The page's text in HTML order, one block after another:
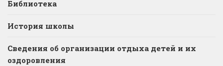
Библиотека
История школы
Сведения об организации отдыха детей и их
оздоровления